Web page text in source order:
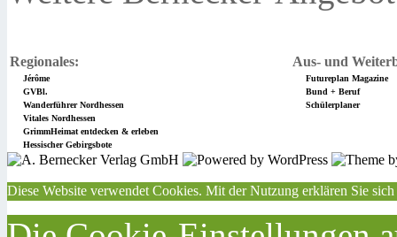
Regionales: Aus- und
Jérôme
Futureplan Magazine
GVBl.
Bund + Beruf
Wanderführer Nordhessen
Schülerplaner
Vitales Nordhessen
GrimmHeimat entdecken & erleben
Hessischer Gebirgsbote
Diese Website verwendet Cookies. Mit der Nutzung erklären Sie